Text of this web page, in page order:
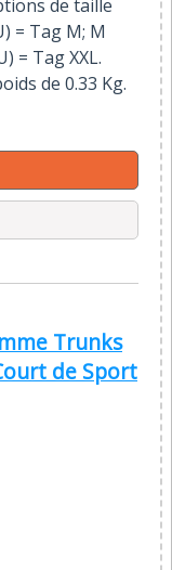
de taille
= Tag M; M
= Tag XXL.
de 0.33 Kg.
Trunks
de Sport